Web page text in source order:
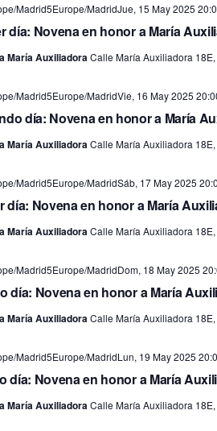
día: Novena en honor a María
Madrid5Europe/MadridJue, 15 May 2025
María Auxiliadora Calle María Auxiliadora
día: Novena en honor a María
Madrid5Europe/MadridVie, 16 May 2025
María Auxiliadora Calle María Auxiliadora
día: Novena en honor a María
Madrid5Europe/MadridSáb, 17 May 2025
María Auxiliadora Calle María Auxiliadora
día: Novena en honor a María
Madrid5Europe/MadridDom, 18 May 2025
María Auxiliadora Calle María Auxiliadora
día: Novena en honor a María
Madrid5Europe/MadridLun, 19 May 2025
María Auxiliadora Calle María Auxiliadora